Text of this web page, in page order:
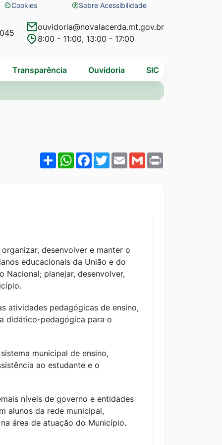
Cookies
Abrir
preferências
de
Sobre Acessibilidade
ouvidoria@novalacerda.mt.gov.br
8:00 - 11:00, 13:00 - 17:00
Transparência Ouvidoria SIC
ShareWhatsApp
Facebook
Twitter
EmailGmail
desenvolver e manter o
educacionais da União e do
Nacional; planejar, desenvolver,
atividades pedagógicas de ensino,
didático-pedagógica para o
municipal de ensino,
ao estudante e o
níveis de governo e entidades
alunos da rede municipal,
área de atuação do Município.